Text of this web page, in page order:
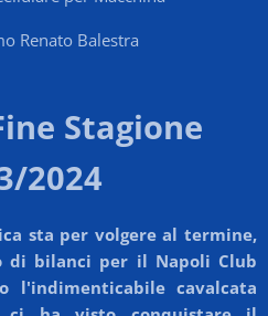
Renato Balestra
Stagione
2024
sta per volgere al termine,
di bilanci per il Napoli Club
l'indimenticabile cavalcata